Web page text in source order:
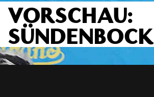
VORSCHAU:
SÜNDENBOCK